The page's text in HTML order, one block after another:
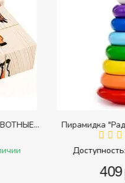
Пирамидка "Радуга" (8
(Пирамидка среднего
(1)
Доступность: В
руб.